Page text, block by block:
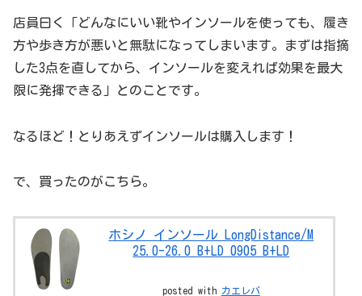
店員曰く「どんなにいい靴やインソールを使っても、履き
方や歩き方が悪いと無駄になってしまいます。まずは指摘
した3点を直してから、インソールを変えれば効果を最大
限に発揮できる」とのことです。
なるほど！とりあえずインソールは購入します！
で、買ったのがこちら。
ホシノ インソール LongDistance/M
25.0-26.0 B+LD 0905 B+LD
posted with カエレバ